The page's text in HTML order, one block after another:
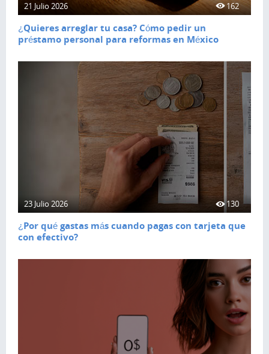
21 Julio 2026 162
¿Quieres arreglar tu casa? Cómo pedir un
préstamo personal para reformas en México
23 Julio 2026 130
¿Por qué gastas más cuando pagas con tarjeta que
con efectivo?